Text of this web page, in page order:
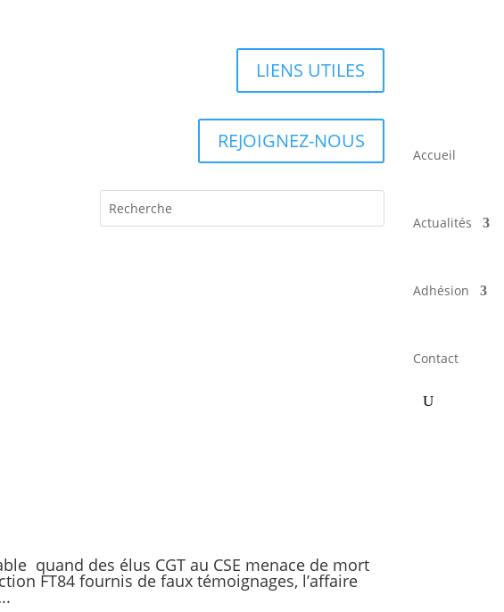
Accueil
Actualités
Adhésion
Contact
LIENS UTILES
REJOIGNEZ-NOUS
quand des élus CGT au CSE menace de mort
FT84 fournis de faux témoignages, l’affaire